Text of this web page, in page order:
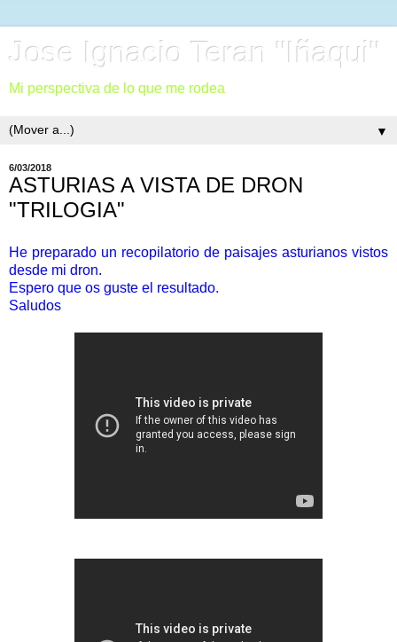
Jose Ignacio Teran "Iñaqui"
Mi perspectiva de lo que me rodea
▼
6/03/2018
ASTURIAS A VISTA DE DRON
"TRILOGIA"
He preparado un recopilatorio de paisajes asturianos vistos
desde mi dron.
Espero que os guste el resultado.
Saludos